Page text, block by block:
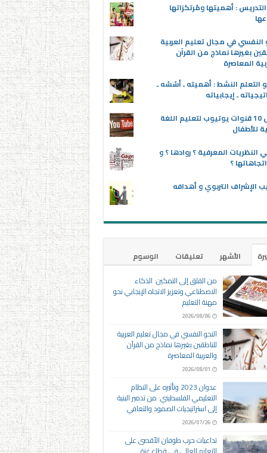
: أهميتها ومُرتكزاتها
النفسي في مجال تعليم العربية
بغيرها نماذج من القرآن
المعاصرة
التعلم النشط : أهميته ـ أسُسُه ـ
ـ إيجابياته
أفضل 10 قنوات يوتيوب لتعليم اللغة
للأطفال
النظريات المعرفية ؟ روادها ؟ و
؟
الإشراف التربوي و أهدافه
الأشهر تعليقات
الوسوم
من القلق إلى التمكين: الذكاء
الاصطناعي وتعزيز الاتجاه الإيجابي نحو
مهنة التعليم
2026/08/06
النحو النفسي في مجال تعليم العربية
للناطقين بغيرها نماذج من القرآن
والعربية المعاصرة
2026/08/01
عدوان 2023 وتأثيره على النظام
التعليمي الفلسطيني: من تدمير البنية
إلى استراتيجيات الصمود والتعافي
2026/07/26
تداعيات حرب طوفان الأقصى على